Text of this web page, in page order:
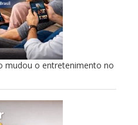
mudou o entretenimento no